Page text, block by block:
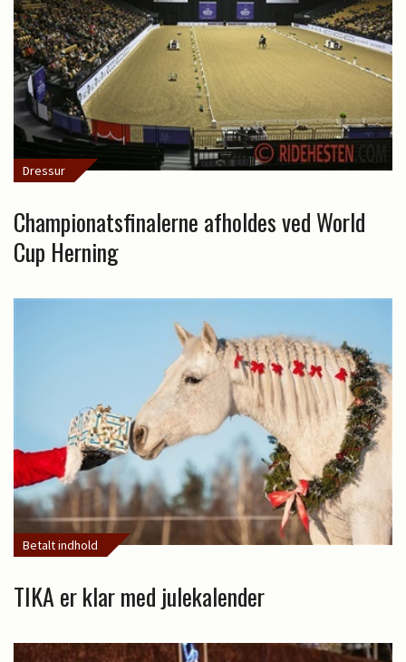
Dressur
Championatsfinalerne afholdes ved World
Cup Herning
Betalt indhold
TIKA er klar med julekalender